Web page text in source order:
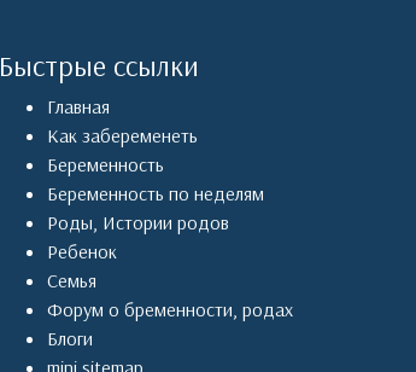
Быстрые ссылки
Главная
Как забеременеть
Беременность
Беременность по неделям
Роды, Истории родов
Ребенок
Семья
Форум о бременности, родах
Блоги